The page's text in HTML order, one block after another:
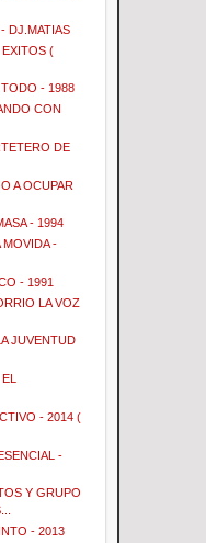
DJ.MATIAS
(
- 1988
CON
DE
A OCUPAR
- 1994
MOVIDA -
- 1991
LA VOZ
JUVENTUD
- 2014 (
-
Y GRUPO
- 2013